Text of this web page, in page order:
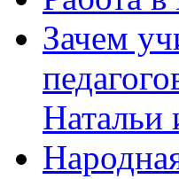
Зачем